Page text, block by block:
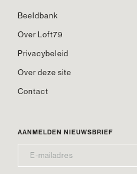
Beeldbank
Over Loft79
Privacybeleid
Over deze site
Contact
AANMELDEN NIEUWSBRIEF
MAILADRES*